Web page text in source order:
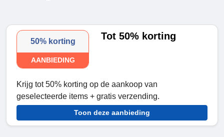
50% korting
AANBIEDING
Tot 50% korting
Krijg tot 50% korting op de aankoop van
geselecteerde items + gratis verzending.
Toon deze aanbieding